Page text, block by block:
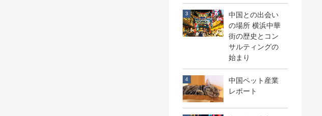
中国との出会い
の場所 横浜中華
街の歴史とコン
サルティングの
始まり
中国ペット産業
レポート